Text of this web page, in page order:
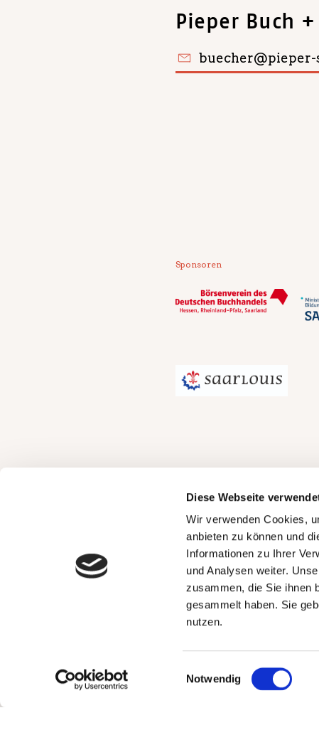
Diese Webseite
Wir verwenden Cookies,
anbieten zu können und
Informationen zu Ihrer
und Analysen weiter.
zusammen, die Sie ihnen
gesammelt haben. Sie
nutzen.
Einwilligungsauswahl
Notwendig
Pieper Buch
buecher@pieper-
Sponsoren